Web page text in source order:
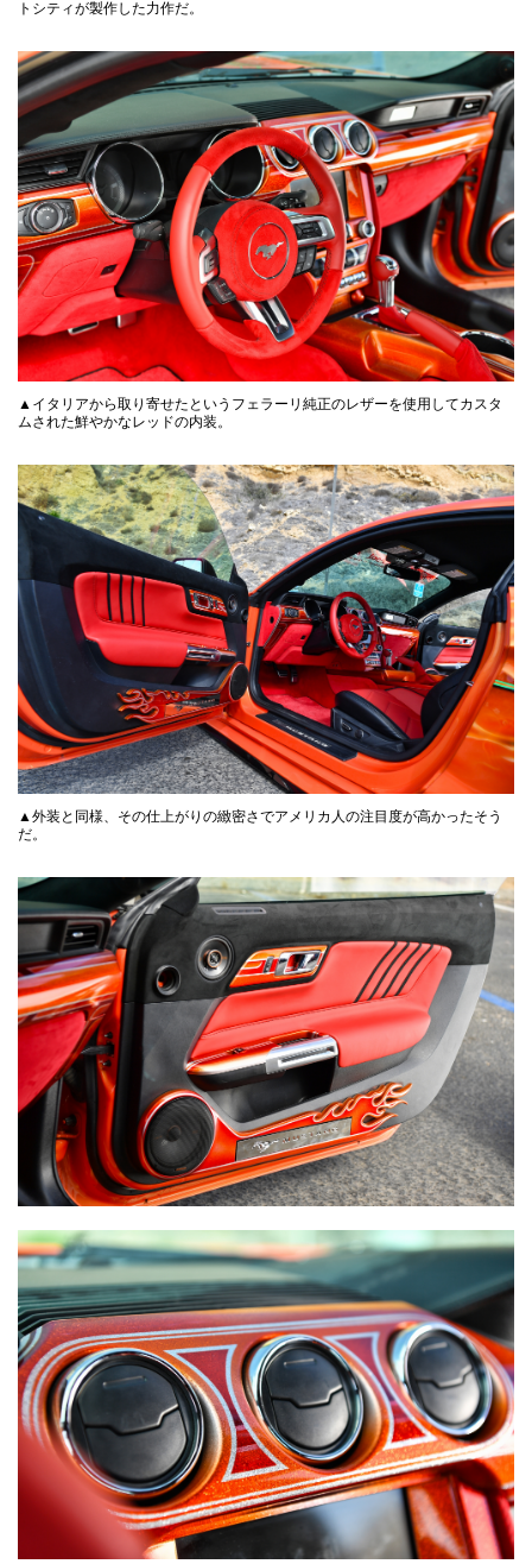
トシティが製作した力作だ。
▲イタリアから取り寄せたというフェラーリ純正のレザーを使用してカスタ
ムされた鮮やかなレッドの内装。
▲外装と同様、その仕上がりの緻密さでアメリカ人の注目度が高かったそう
だ。